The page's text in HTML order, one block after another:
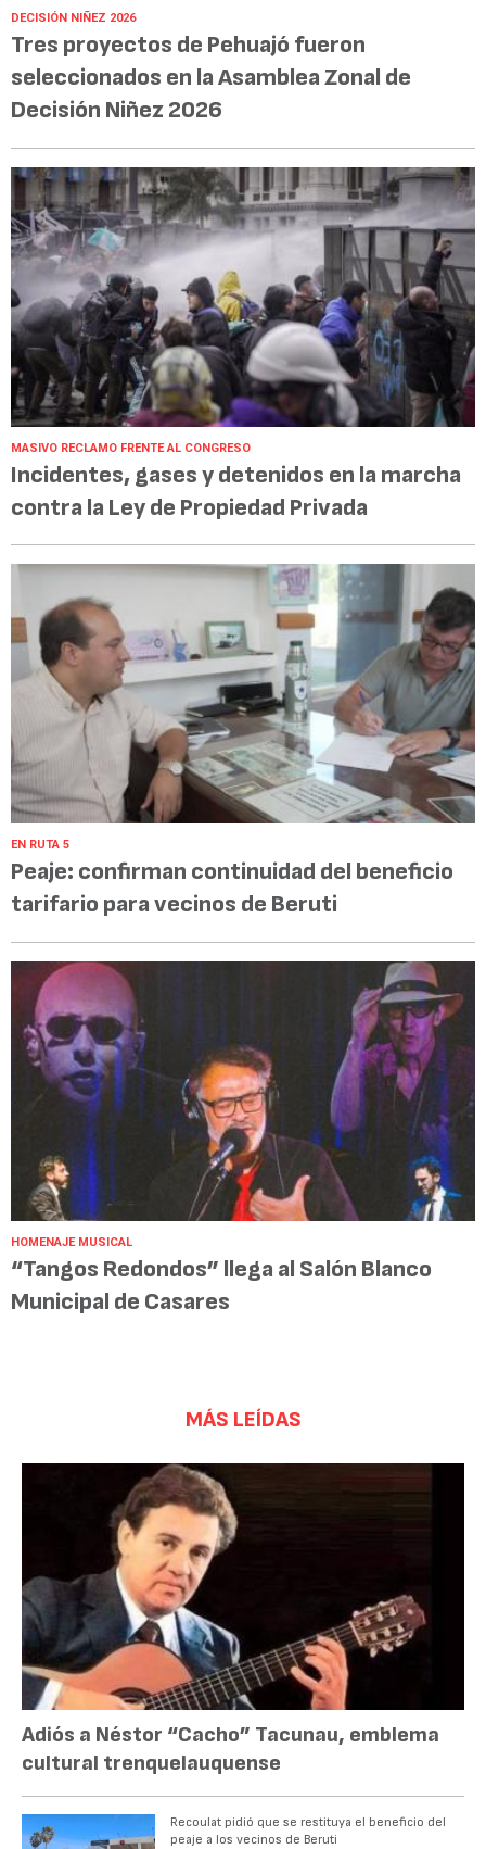
DECISIÓN NIÑEZ 2026
Tres proyectos de Pehuajó fueron
seleccionados en la Asamblea Zonal de
Decisión Niñez 2026
MASIVO RECLAMO FRENTE AL CONGRESO
Incidentes, gases y detenidos en la marcha
contra la Ley de Propiedad Privada
EN RUTA 5
Peaje: confirman continuidad del beneficio
tarifario para vecinos de Beruti
HOMENAJE MUSICAL
“Tangos Redondos” llega al Salón Blanco
Municipal de Casares
MÁS LEÍDAS
Adiós a Néstor “Cacho” Tacunau, emblema
cultural trenquelauquense
Recoulat pidió que se restituya el beneficio del
peaje a los vecinos de Beruti